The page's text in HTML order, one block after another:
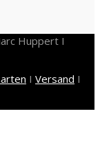
Huppert I
I Versand I